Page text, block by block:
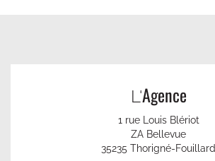
L'Agence
1 rue Louis Blériot
ZA Bellevue
35235 Thorigné-Fouillard